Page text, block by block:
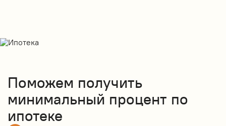
Поможем получить
минимальный процент по
ипотеке